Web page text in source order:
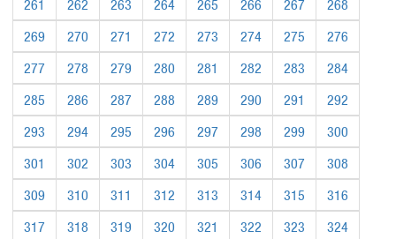
261
262 263 264 265 266 267
268
269
270 271 272 273 274 275
276
277
278 279 280 281 282 283
284
285
286 287 288 289 290 291
292
293
294 295 296 297 298 299
300
301
302 303 304 305 306 307
308
309
310 311 312 313 314 315
316
317
318 319 320 321 322 323
324